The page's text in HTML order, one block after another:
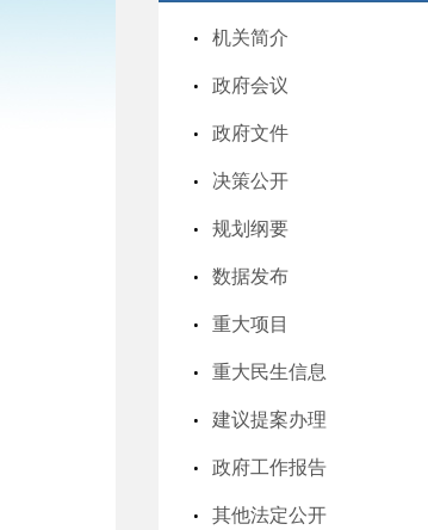
机关简介
政府会议
政府文件
决策公开
规划纲要
数据发布
重大项目
重大民生信息
建议提案办理
政府工作报告
其他法定公开